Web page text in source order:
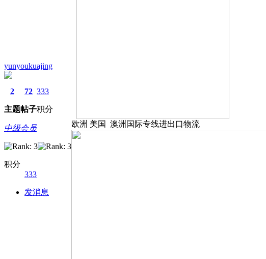
yunyoukuajing
2
主题
72
帖子
333
积分
中级会员
积分
333
发消息
欧洲 美国 澳洲国际专线进出口物流